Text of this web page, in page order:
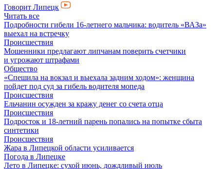
Говорит Липецк
Читать все
Подробности гибели 16-летнего мальчика: водитель «ВАЗа»
выехал на встречку
Происшествия
Мошенники предлагают липчанам поверить счетчики
и угрожают штрафами
Общество
«Спешила на вокзал и выехала задним ходом»: женщина
пойдет под суд за гибель водителя мопеда
Происшествия
Ельчанин осужден за кражу денег со счета отца
Происшествия
Подросток и 18-летний парень попались на попытке сбыта
синтетики
Происшествия
Жара в Липецкой области усиливается
Погода в Липецке
Лето в Липецке: сухой июнь, дождливый июль